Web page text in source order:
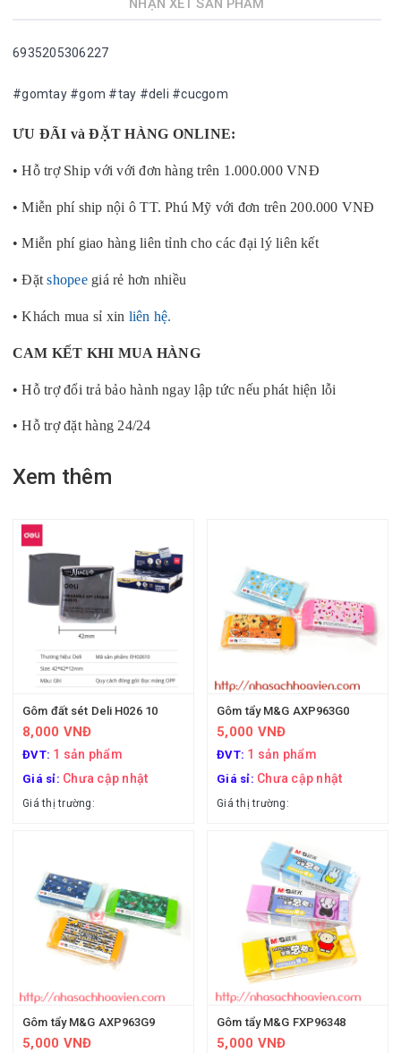
NHẬN XÉT SẢN PHẨM
6935205306227
#gomtay #gom #tay #deli #cucgom
ƯU ĐÃI và ĐẶT HÀNG ONLINE:
• Hỗ trợ Ship với với đơn hàng trên 1.000.000 VNĐ
• Miễn phí ship nội ô TT. Phú Mỹ với đơn trên 200.000 VNĐ
• Miễn phí giao hàng liên tỉnh cho các đại lý liên kết
• Đặtshopeegiá rẻ hơn nhiều
• Khách mua sỉ xin liên hệ.
CAM KẾT KHI MUA HÀNG
• Hỗ trợ đổi trả bảo hành ngay lập tức nếu phát hiện lỗi
• Hỗ trợ đặt hàng 24/24
Xem thêm
Gôm đất sét Deli H026 10
8,000 VNĐ
ĐVT: 1 sản phẩm
Giá sỉ: Chưa cập nhật
Giá thị trường:
Gôm tẩy M&G AXP963G0
5,000 VNĐ
ĐVT: 1 sản phẩm
Giá sỉ: Chưa cập nhật
Giá thị trường:
Gôm tẩy M&G AXP963G9
5,000 VNĐ
Gôm tẩy M&G FXP96348
5,000 VNĐ